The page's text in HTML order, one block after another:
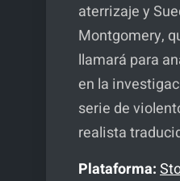
aterrizaje y
Montgomery,
llamará para
en la
serie de
realista
Plataforma: